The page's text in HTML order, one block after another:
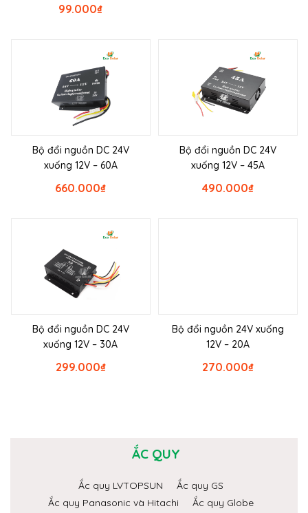
₫
99.000
Bộ đổi nguồn DC 24V
xuống 12V – 60A
₫
660.000
Bộ đổi nguồn DC 24V
xuống 12V – 45A
₫
490.000
Bộ đổi nguồn DC 24V
xuống 12V – 30A
₫
299.000
Bộ đổi nguồn 24V xuống
12V – 20A
₫
270.000
ẮC QUY
Ắc quy LVTOPSUN
Ắc quy GS
Ắc quy Panasonic và Hitachi
Ắc quy Globe